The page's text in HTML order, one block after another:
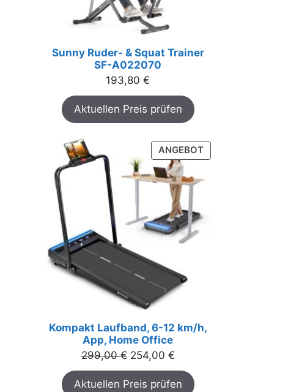
Sunny Ruder- & Squat Trainer
SF-A022070
193,80 €
Aktuellen Preis prüfen
ANGEBOTPRODUKT
IM
ANGEBOT
Kompakt Laufband, 6-12 km/h,
App, Home Office
299,00€ Ursprünglicher
Preis
war:
254,00 €Aktueller
Preis
ist:
Aktuellen Preis prüfen